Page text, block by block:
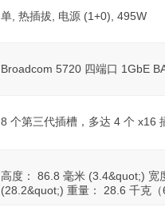
单, 热插拔, 电源 (1+0), 495W
Broadcom 5720 四端口 1GbE
8 个第三代插槽，多达 4 个 x16
高度： 86.8 毫米 (3.4&quot;)
(28.2&quot;) 重量： 28.6 千克